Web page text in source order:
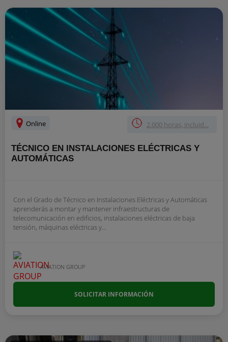
Online 2.000 horas, incluid...
TÉCNICO EN INSTALACIONES ELÉCTRICAS Y
AUTOMÁTICAS
Con el Grado de Técnico en Instalaciones Eléctricas y Automáticas
aprenderás a montar y mantener infraestructuras de
telecomunicación en edificios, instalaciones eléctricas de baja
tensión, máquinas eléctricas y...
AVIATION GROUP
SOLICITAR INFORMACIÓN